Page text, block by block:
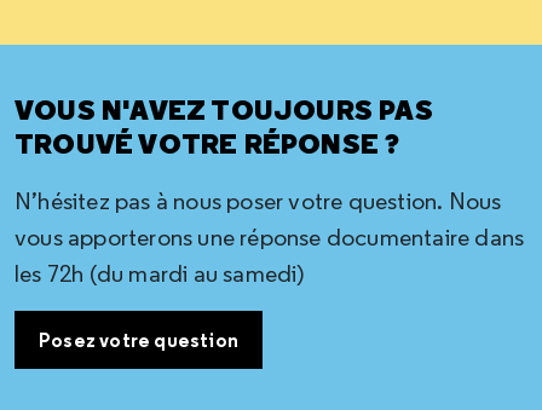
VOUS N'AVEZ TOUJOURS PAS
TROUVÉ VOTRE RÉPONSE ?
N’hésitez pas à nous poser votre question. Nous
vous apporterons une réponse documentaire dans
les 72h (du mardi au samedi)
Posez votre question